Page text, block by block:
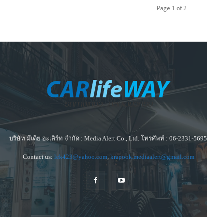
Page 1 of 2
บริษัท มีเดีย อะเลิร์ท จำกัด : Media Alert Co., Ltd. โทรศัพท์ : 06-2331-5695
Contact us: lek423@yahoo.com, krapook.mediaalert@gmail.com